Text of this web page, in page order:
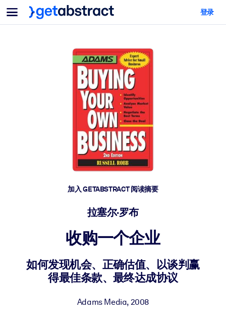
菜单
面向团队与管理者
为您的员工配备关键的人工智能技能。
帮助您的管理者为未来的工作时代做好准备。
让团队更轻松地共同学习、解决实际问题并更快采取行动。
培养您的员工应对未来挑战所需的技能。
面向 LMS/LXP
将简短且经过验证的知识引入您的 LMS/LXP，以获得更强的学习效
面向人工智能系统
登录
加入 GETABSTRACT 阅读摘要
拉塞尔·罗布
收购一个企业
如何发现机会、正确估值、以谈判赢
得最佳条款、最终达成协议
Adams Media, 2008